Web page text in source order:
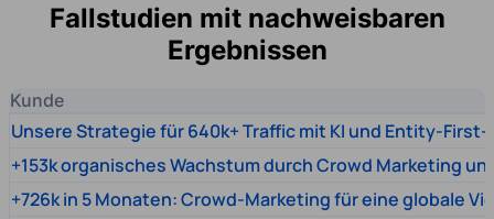
Fallstudien mit nachweisbaren
Ergebnissen
Kunde
Unsere Strategie für 640k+ Traffic mit KI und Entity-
+153k organisches Wachstum durch Crowd Marketing
+726k in 5 Monaten: Crowd-Marketing für eine globale